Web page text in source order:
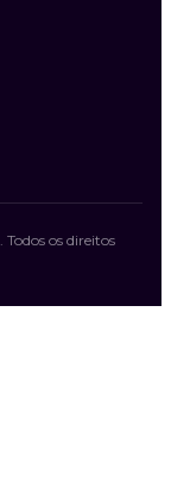
. Todos os direitos